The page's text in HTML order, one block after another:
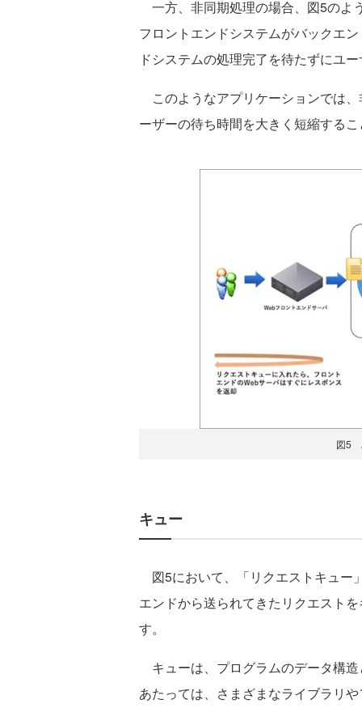
一方、非同期処理の場合、図5のよ
フロントエンドシステムがバックエ
ドシステムの処理完了を待たずにユ
このようなアプリケーションでは
ーザーの待ち時間を大きく短縮する
図5
キュー
図5において、「リクエストキュー
エンドから送られてきたリクエスト
す。
キューは、プログラムのデータ構
あたっては、さまざまなライブラリ